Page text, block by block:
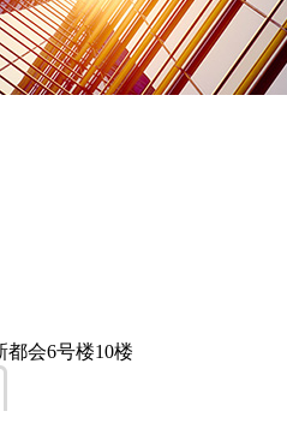
都会6号楼10楼